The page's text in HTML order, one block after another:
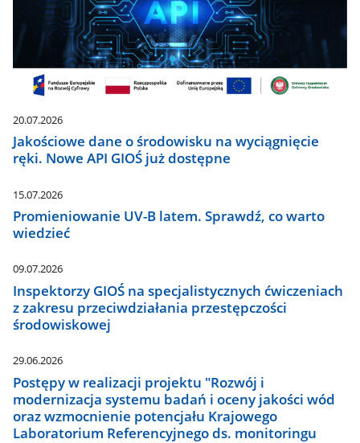
20.07.2026
Jakościowe dane o środowisku na wyciągnięcie
ręki. Nowe API GIOŚ już dostępne
15.07.2026
Promieniowanie UV-B latem. Sprawdź, co warto
wiedzieć
09.07.2026
Inspektorzy GIOŚ na specjalistycznych ćwiczeniach
z zakresu przeciwdziałania przestępczości
środowiskowej
29.06.2026
Postępy w realizacji projektu "Rozwój i
modernizacja systemu badań i oceny jakości wód
oraz wzmocnienie potencjału Krajowego
Laboratorium Referencyjnego ds. monitoringu